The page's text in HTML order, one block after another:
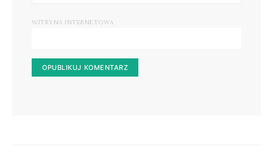
WITRYNA INTERNETOWA